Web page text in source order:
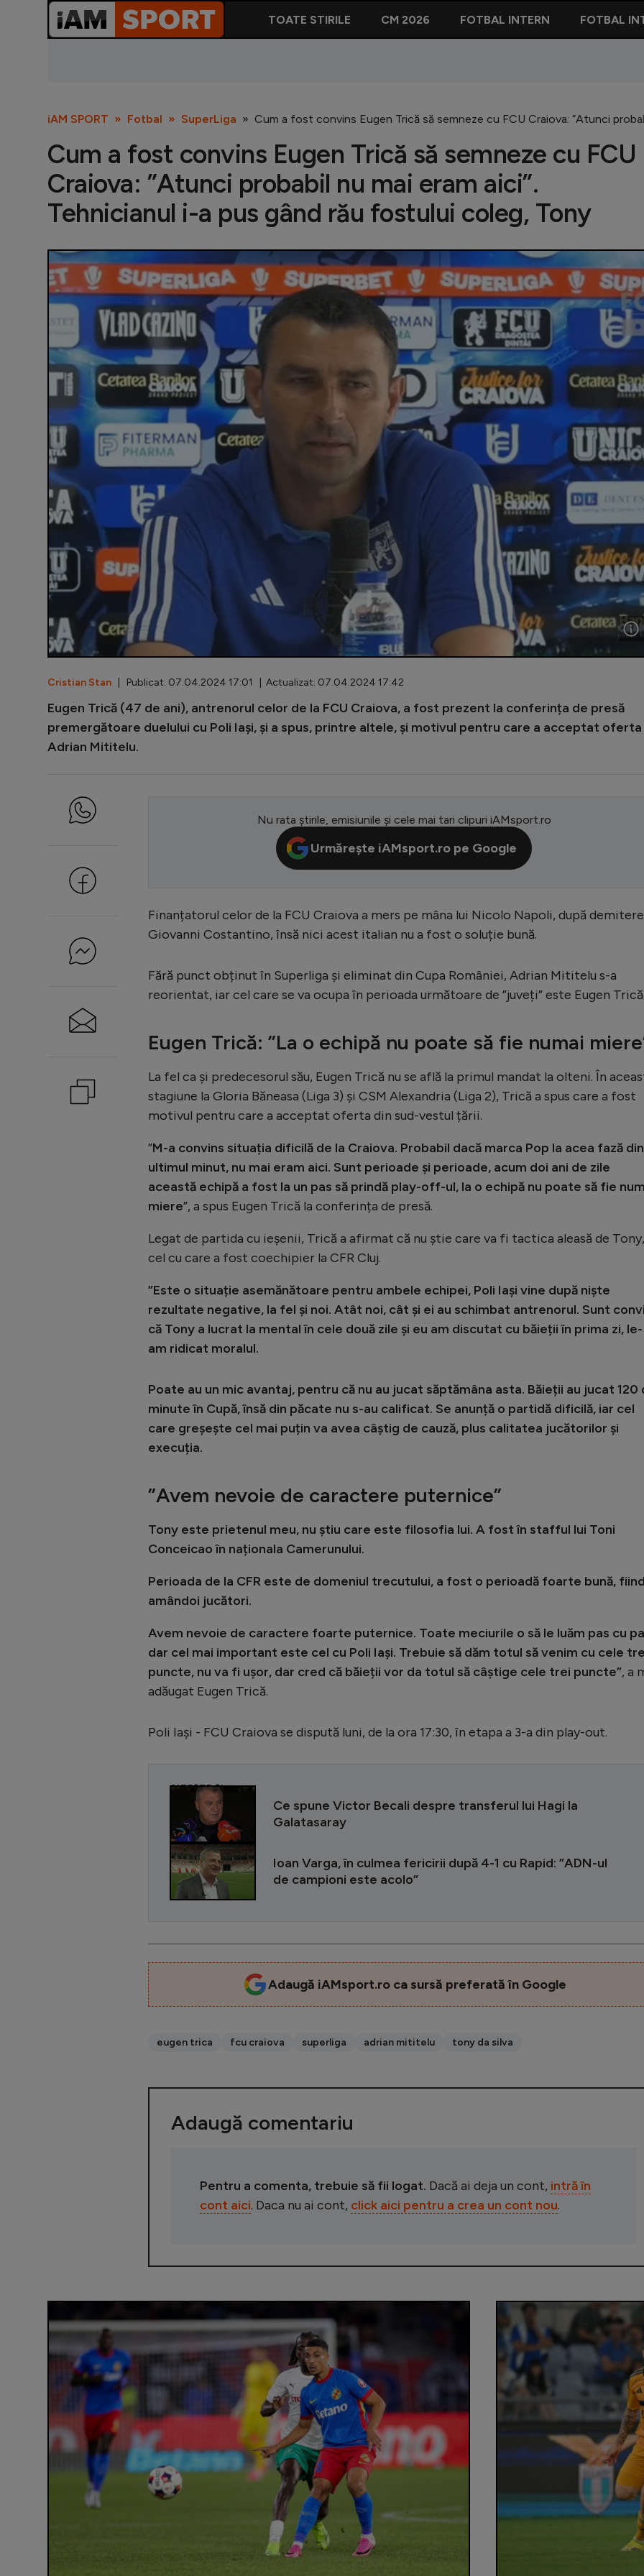
TOATE STIRILE CM 2026 FOTBAL INTERN FOTBAL
iAM SPORT Fotbal SuperLiga Cum a fost convins Eugen Trică să semneze cu FCU Craiova: ”Atunci
Cum a fost convins Eugen Trică să semneze cu FCU
Craiova: ”Atunci probabil nu mai eram aici”.
Tehnicianul i-a pus gând rău fostului coleg, Tony
Cristian Stan | Publicat: 07.04.2024 17:01 | Actualizat: 07.04.2024 17:42
Eugen Trică (47 de ani), antrenorul celor de la FCU Craiova, a fost prezent la conferința de presă
premergătoare duelului cu Poli Iași, și a spus, printre altele, și motivul pentru care a acceptat oferta
Adrian Mititelu.
Nu rata știrile, emisiunile și cele mai tari clipuri iAMsport.ro
Urmărește iAMsport.ro pe Google
Finanțatorul celor de la FCU Craiova a mers pe mâna lui Nicolo Napoli, după
Giovanni Costantino, însă nici acest italian nu a fost o soluție bună.
Fără punct obținut în Superliga și eliminat din Cupa României, Adrian Mititelu s-a
reorientat, iar cel care se va ocupa în perioada următoare de ”juveți” este Eugen Trică.
Eugen Trică: ”La o echipă nu poate să fie numai
La fel ca și predecesorul său, Eugen Trică nu se află la primul mandat la olteni. În
stagiune la Gloria Băneasa (Liga 3) și CSM Alexandria (Liga 2), Trică a spus care a fost
motivul pentru care a acceptat oferta din sud-vestul țării.
”M-a convins situația dificilă de la Craiova. Probabil dacă marca Pop la acea fază din
ultimul minut, nu mai eram aici. Sunt perioade și perioade, acum doi ani de zile
această echipă a fost la un pas să prindă play-off-ul, la o echipă nu poate să fie
miere”, a spus Eugen Trică la conferința de presă.
Legat de partida cu ieșenii, Trică a afirmat că nu știe care va fi tactica aleasă de Tony,
cel cu care a fost coechipier la CFR Cluj.
”Este o situație asemănătoare pentru ambele echipei, Poli Iași vine după niște
rezultate negative, la fel și noi. Atât noi, cât și ei au schimbat antrenorul. Sunt
că Tony a lucrat la mental în cele două zile și eu am discutat cu băieții în prima zi, le-
am ridicat moralul.
Poate au un mic avantaj, pentru că nu au jucat săptămâna asta. Băieții au jucat 120
minute în Cupă, însă din păcate nu s-au calificat. Se anunță o partidă dificilă, iar cel
care greșește cel mai puțin va avea câștig de cauză, plus calitatea jucătorilor și
execuția.
”Avem nevoie de caractere puternice”
Tony este prietenul meu, nu știu care este filosofia lui. A fost în stafful lui Toni
Conceicao în naționala Camerunului.
Perioada de la CFR este de domeniul trecutului, a fost o perioadă foarte bună, fiind
amândoi jucători.
Avem nevoie de caractere foarte puternice. Toate meciurile o să le luăm pas cu
dar cel mai important este cel cu Poli Iași. Trebuie să dăm totul să venim cu cele
puncte, nu va fi ușor, dar cred că băieții vor da totul să câștige cele trei puncte”, a
adăugat Eugen Trică.
Poli Iași - FCU Craiova se dispută luni, de la ora 17:30, în etapa a 3-a din play-out.
CITEȘTE ȘI
Ce spune Victor Becali despre transferul lui Hagi la
Galatasaray
Ioan Varga, în culmea fericirii după 4-1 cu Rapid: ”ADN-ul
de campioni este acolo”
Adaugă iAMsport.ro ca sursă preferată în Google
eugen trica fcu craiova superliga adrian mititelu tony da silva
Adaugă comentariu
Pentru a comenta, trebuie să fii logat. Dacă ai deja un cont, intră în
cont aici. Daca nu ai cont, click aici pentru a crea un cont nou.